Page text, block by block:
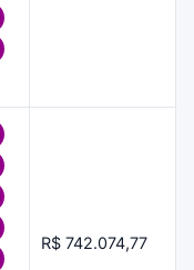
R$ 742.074,77